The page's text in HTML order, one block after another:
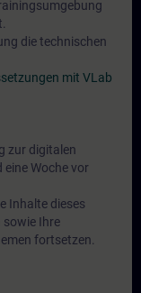
die technischen
mit VLab
zur digitalen
eine Woche vor
Inhalte dieses
sowie Ihre
fortsetzen.